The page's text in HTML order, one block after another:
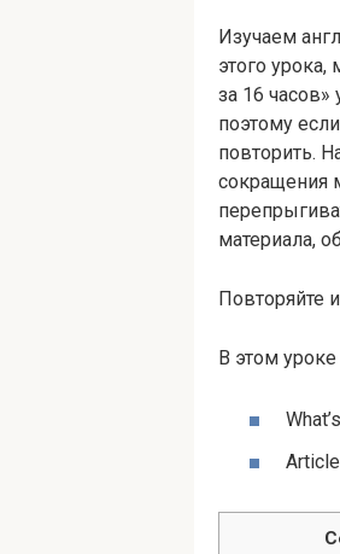
Изучаем
этого урока,
за 16
поэтому
повторить.
сокращения
материала,
Повторяйте
В этом